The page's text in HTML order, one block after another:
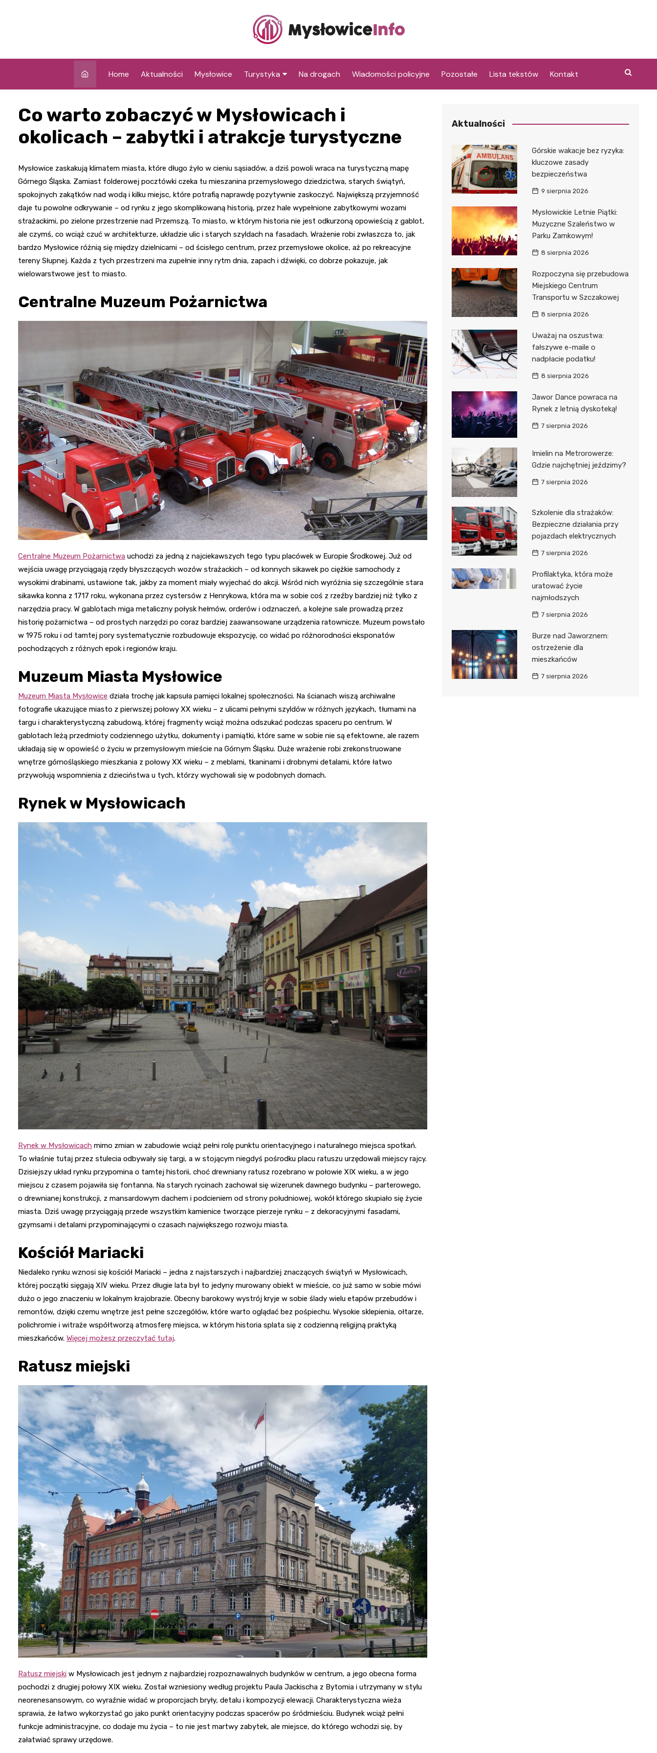
Home Aktualności Mysłowice Turystyka
Mysłowicach
Mysłowice
Kościół Mariacki
Ratusz miejski
Kościół Najświętszego
Serca Pana Jezusa
Kaplica św. Jana
Chrzciciela
Atrakcje dla dzieci w
Mysłowicach
Sala zabaw 4KIDS w
Tychach
Kościół św. Jadwigi
Śląskiej
Zabytkowe osiedla
robotnicze Nikiszowiec w
Katowicach
Na drogach Wiadomości policyjne Pozostałe Lista tekstów Kontakt
Co warto zobaczyć w Mysłowicach i
okolicach – zabytki i atrakcje turystyczne
Mysłowice zaskakują klimatem miasta, które długo żyło w cieniu sąsiadów, a dziś powoli wraca na turystyczną mapę
Górnego Śląska. Zamiast folderowej pocztówki czeka tu mieszanina przemysłowego dziedzictwa, starych świątyń,
spokojnych zakątków nad wodą i kilku miejsc, które potrafią naprawdę pozytywnie zaskoczyć. Największą przyjemność
daje tu powolne odkrywanie – od rynku z jego skomplikowaną historią, przez hale wypełnione zabytkowymi wozami
strażackimi, po zielone przestrzenie nad Przemszą. To miasto, w którym historia nie jest odkurzoną opowieścią z gablot,
ale czymś, co wciąż czuć w architekturze, układzie ulic i starych szyldach na fasadach. Wrażenie robi zwłaszcza to, jak
bardzo Mysłowice różnią się między dzielnicami – od ścisłego centrum, przez przemysłowe okolice, aż po rekreacyjne
tereny Słupnej. Każda z tych przestrzeni ma zupełnie inny rytm dnia, zapach i dźwięki, co dobrze pokazuje, jak
wielowarstwowe jest to miasto.
Centralne Muzeum Pożarnictwa
Centralne Muzeum Pożarnictwa uchodzi za jedną z najciekawszych tego typu placówek w Europie Środkowej. Już od
wejścia uwagę przyciągają rzędy błyszczących wozów strażackich – od konnych sikawek po ciężkie samochody z
wysokimi drabinami, ustawione tak, jakby za moment miały wyjechać do akcji. Wśród nich wyróżnia się szczególnie stara
sikawka konna z 1717 roku, wykonana przez cystersów z Henrykowa, która ma w sobie coś z rzeźby bardziej niż tylko z
narzędzia pracy. W gablotach miga metaliczny połysk hełmów, orderów i odznaczeń, a kolejne sale prowadzą przez
historię pożarnictwa – od prostych narzędzi po coraz bardziej zaawansowane urządzenia ratownicze. Muzeum powstało
w 1975 roku i od tamtej pory systematycznie rozbudowuje ekspozycję, co widać po różnorodności eksponatów
pochodzących z różnych epok i regionów kraju.
Muzeum Miasta Mysłowice
Muzeum Miasta Mysłowice działa trochę jak kapsuła pamięci lokalnej społeczności. Na ścianach wiszą archiwalne
fotografie ukazujące miasto z pierwszej połowy XX wieku – z ulicami pełnymi szyldów w różnych językach, tłumami na
targu i charakterystyczną zabudową, której fragmenty wciąż można odszukać podczas spaceru po centrum. W
gablotach leżą przedmioty codziennego użytku, dokumenty i pamiątki, które same w sobie nie są efektowne, ale razem
układają się w opowieść o życiu w przemysłowym mieście na Górnym Śląsku. Duże wrażenie robi zrekonstruowane
wnętrze górnośląskiego mieszkania z połowy XX wieku – z meblami, tkaninami i drobnymi detalami, które łatwo
przywołują wspomnienia z dzieciństwa u tych, którzy wychowali się w podobnych domach.
Rynek w Mysłowicach
Rynek w Mysłowicach mimo zmian w zabudowie wciąż pełni rolę punktu orientacyjnego i naturalnego miejsca spotkań.
To właśnie tutaj przez stulecia odbywały się targi, a w stojącym niegdyś pośrodku placu ratuszu urzędowali miejscy rajcy.
Dzisiejszy układ rynku przypomina o tamtej historii, choć drewniany ratusz rozebrano w połowie XIX wieku, a w jego
miejscu z czasem pojawiła się fontanna. Na starych rycinach zachował się wizerunek dawnego budynku – parterowego,
o drewnianej konstrukcji, z mansardowym dachem i podcieniem od strony południowej, wokół którego skupiało się życie
miasta. Dziś uwagę przyciągają przede wszystkim kamienice tworzące pierzeje rynku – z dekoracyjnymi fasadami,
gzymsami i detalami przypominającymi o czasach największego rozwoju miasta.
Kościół Mariacki
Niedaleko rynku wznosi się kościół Mariacki – jedna z najstarszych i najbardziej znaczących świątyń w Mysłowicach,
której początki sięgają XIV wieku. Przez długie lata był to jedyny murowany obiekt w mieście, co już samo w sobie mówi
dużo o jego znaczeniu w lokalnym krajobrazie. Obecny barokowy wystrój kryje w sobie ślady wielu etapów przebudów i
remontów, dzięki czemu wnętrze jest pełne szczegółów, które warto oglądać bez pośpiechu. Wysokie sklepienia, ołtarze,
polichromie i witraże współtworzą atmosferę miejsca, w którym historia splata się z codzienną religijną praktyką
mieszkańców. Więcej możesz przeczytać tutaj.
Ratusz miejski
Ratusz miejski w Mysłowicach jest jednym z najbardziej rozpoznawalnych budynków w centrum, a jego obecna forma
pochodzi z drugiej połowy XIX wieku. Został wzniesiony według projektu Paula Jackischa z Bytomia i utrzymany w stylu
neorenesansowym, co wyraźnie widać w proporcjach bryły, detalu i kompozycji elewacji. Charakterystyczna wieża
sprawia, że łatwo wykorzystać go jako punkt orientacyjny podczas spacerów po śródmieściu. Budynek wciąż pełni
funkcje administracyjne, co dodaje mu życia – to nie jest martwy zabytek, ale miejsce, do którego wchodzi się, by
załatwiać sprawy urzędowe.
Aktualności
Górskie wakacje bez ryzyka:
kluczowe zasady
bezpieczeństwa
9 sierpnia 2026
Mysłowickie Letnie Piątki:
Muzyczne Szaleństwo w
Parku Zamkowym!
8 sierpnia 2026
Rozpoczyna się przebudowa
Miejskiego Centrum
Transportu w Szczakowej
8 sierpnia 2026
Uważaj na oszustwa:
fałszywe e-maile o
nadpłacie podatku!
8 sierpnia 2026
Jawor Dance powraca na
Rynek z letnią dyskoteką!
7 sierpnia 2026
Imielin na Metrorowerze:
Gdzie najchętniej jeździmy?
7 sierpnia 2026
Szkolenie dla strażaków:
Bezpieczne działania przy
pojazdach elektrycznych
7 sierpnia 2026
Profilaktyka, która może
uratować życie
najmłodszych
7 sierpnia 2026
Burze nad Jaworznem:
ostrzeżenie dla
mieszkańców
7 sierpnia 2026